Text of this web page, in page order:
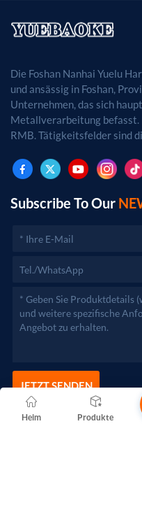
Die Foshan Nanhai Yuelu
und ansässig in Foshan,
Unternehmen, das sich
Metallverarbeitung
RMB. Tätigkeitsfelder sind
genehmigungspflichtigen
Geschäftstätigkeiten erst
zuständigen Behörden
Subscribe To Our
JETZT SENDEN
Heim Produkte